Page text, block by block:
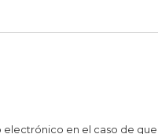
en el caso de